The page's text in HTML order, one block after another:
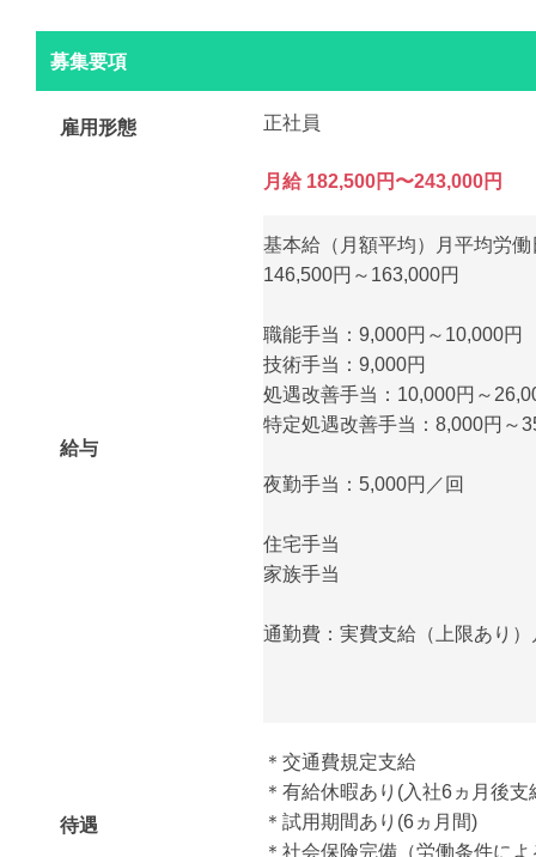
募集要項
雇用形態 正社員
給与
月給 182,500円〜243,000円
基本給（月額平均）月平均労
146,500円～163,000円
職能手当：9,000円～10,000円
技術手当：9,000円
処遇改善手当：10,000円～
特定処遇改善手当：8,000円～
夜勤手当：5,000円／回
住宅手当
家族手当
通勤費：実費支給（上限あり
待遇
＊交通費規定支給
＊有給休暇あり(入社6ヵ月後
＊試用期間あり(6ヵ月間)
＊社会保険完備（労働条件によ